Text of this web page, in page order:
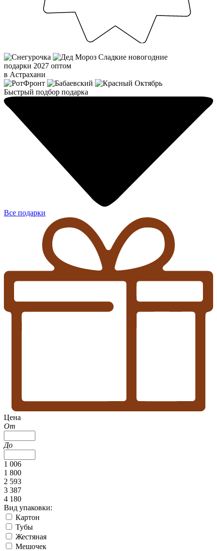
Сладкие новогодние
подарки 2027 оптом
в Астрахани
Быстрый подбор подарка
Все подарки
Цена
От
До
1 006
1 800
2 593
3 387
4 180
Вид упаковки:
Картон
Тубы
Жестяная
Мешочек